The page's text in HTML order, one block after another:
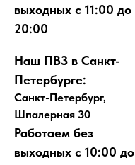
выходных с 11:00 до
20:00
Наш ПВЗ в Санкт-
Петербурге:
Санкт-Петербург,
Шпалерная 30
Работаем без
выходных с 10:00 до